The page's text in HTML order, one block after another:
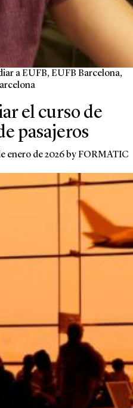
a EUFB, EUFB Barcelona,
el curso de
pasajeros
enero de 2026 byFORMATIC